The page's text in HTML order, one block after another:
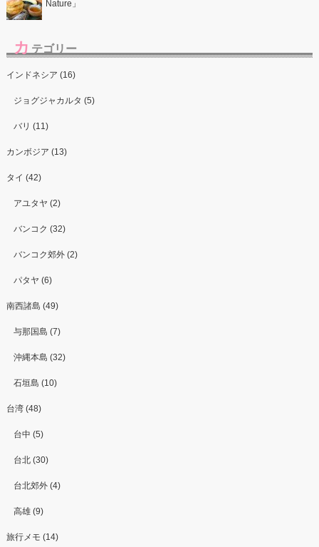
Nature」
カ テゴリー
インドネシア (16)
ジョグジャカルタ (5)
バリ (11)
カンボジア (13)
タイ (42)
アユタヤ (2)
バンコク (32)
バンコク郊外 (2)
パタヤ (6)
南西諸島 (49)
与那国島 (7)
沖縄本島 (32)
石垣島 (10)
台湾 (48)
台中 (5)
台北 (30)
台北郊外 (4)
高雄 (9)
旅行メモ (14)